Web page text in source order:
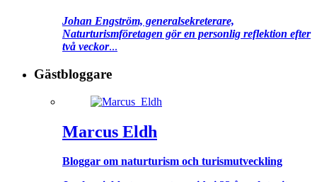
Johan Engström, generalsekreterare,
Naturturismföretagen gör en personlig reflektion efter
två veckor...
Gästbloggare
Marcus Eldh
Bloggar om naturturism och turismutveckling